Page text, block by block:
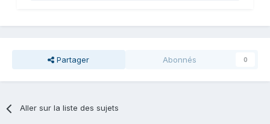
Partager Abonnés 0
Aller sur la liste des sujets